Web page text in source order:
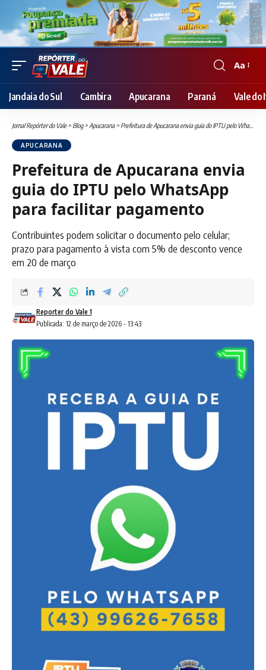
Font
Resizer
Aa
Jandaia do Sul Cambira Apucarana Paraná Vale do
Jornal Repórter do Vale> Blog>Apucarana> Prefeitura de Apucarana envia guia do IPTU pelo WhatsApp para facilitar pagamento
APUCARANA
Prefeitura de Apucarana envia
guia do IPTU pelo WhatsApp
para facilitar pagamento
Contribuintes podem solicitar o documento pelo celular;
prazo para pagamento à vista com 5% de desconto vence
em 20 de março
Publicada: 12 de março de 2026 - 13:43
Reporter do Vale 1